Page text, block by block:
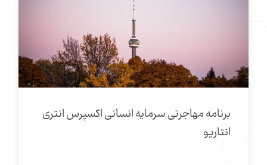
برنامه مهاجرتی سرمایه انسانی اکسپرس انتری
انتاریو